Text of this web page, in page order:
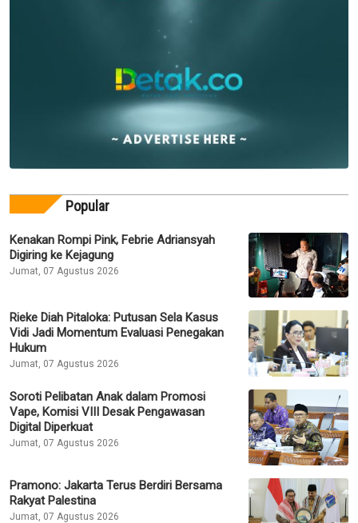
Popular
Kenakan Rompi Pink, Febrie Adriansyah
Digiring ke Kejagung
Jumat, 07 Agustus 2026
Rieke Diah Pitaloka: Putusan Sela Kasus
Vidi Jadi Momentum Evaluasi Penegakan
Hukum
Jumat, 07 Agustus 2026
Soroti Pelibatan Anak dalam Promosi
Vape, Komisi VIII Desak Pengawasan
Digital Diperkuat
Jumat, 07 Agustus 2026
Pramono: Jakarta Terus Berdiri Bersama
Rakyat Palestina
Jumat, 07 Agustus 2026